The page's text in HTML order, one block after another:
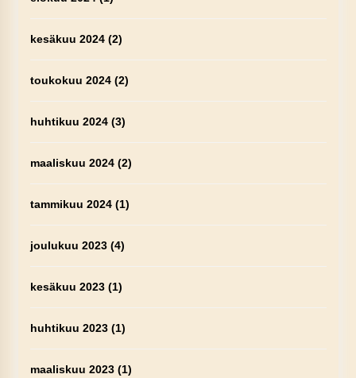
kesäkuu 2024(2)
toukokuu 2024(2)
huhtikuu 2024(3)
maaliskuu 2024(2)
tammikuu 2024(1)
joulukuu 2023(4)
kesäkuu 2023(1)
huhtikuu 2023(1)
maaliskuu 2023(1)